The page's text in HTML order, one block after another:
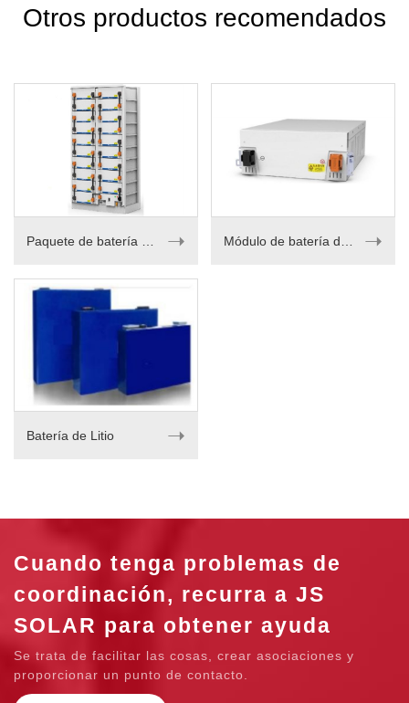
Otros productos recomendados
➝ ➝
Batería de Litio ➝
Cuando tenga problemas de
coordinación, recurra a JS
SOLAR para obtener ayuda
Se trata de facilitar las cosas, crear asociaciones y
proporcionar un punto de contacto.